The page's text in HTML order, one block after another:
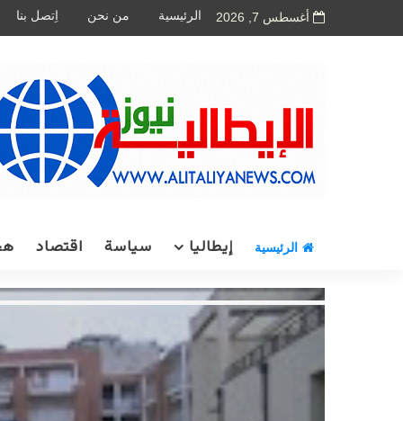
أغسطس 7, 2026 الرئيسية من نحن اِتصل بنا
الرئيسية إيطاليا سياسة اقتصاد